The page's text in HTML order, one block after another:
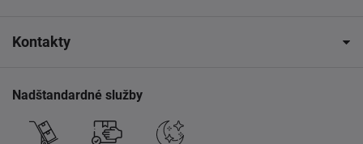
Kontakty
Nadštandardné služby